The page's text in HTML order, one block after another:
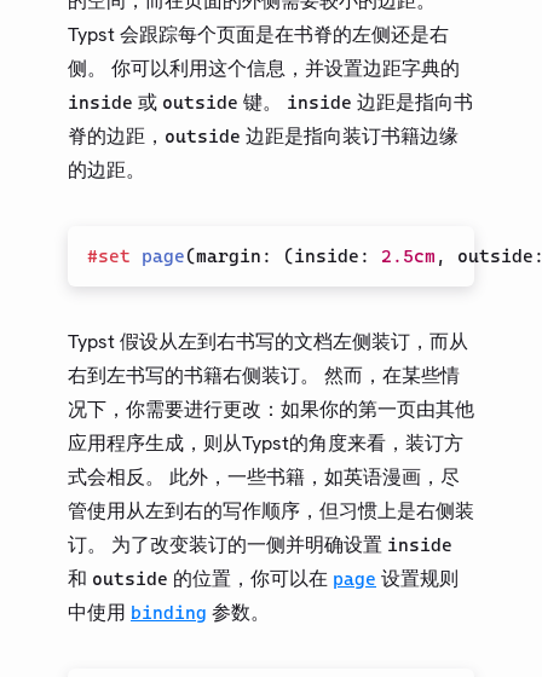
Typst 会跟踪每个页面是在书脊的左侧还是右
侧。 你可以利用这个信息，并设置边距字典的
inside 或 outside 键。 inside 边距是指向书
脊的边距， outside 边距是指向装订书籍边缘
的边距。
#set page(margin : (inside : 2.5cm , outside
Typst 假设从左到右书写的文档左侧装订，而从
右到左书写的书籍右侧装订。 然而，在某些情
况下，你需要进行更改：如果你的第一页由其他
应用程序生成，则从Typst的角度来看，装订方
式会相反。 此外，一些书籍，如英语漫画，尽
管使用从左到右的写作顺序，但习惯上是右侧装
订。 为了改变装订的一侧并明确设置 inside
和 outside 的位置，你可以在 page 设置规则
中使用 binding 参数。